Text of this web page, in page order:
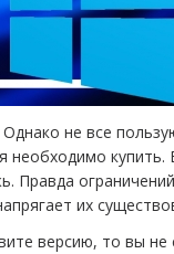
Однако не все
необходимо купить.
Правда
их
версию, то вы